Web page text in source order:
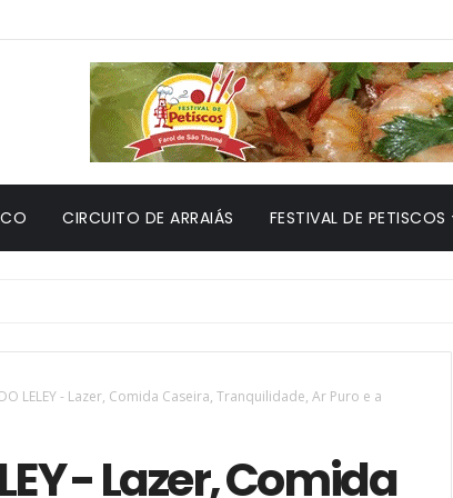
CIRCUITO DE ARRAIÁS FESTIVAL DE PETISCOS
LELEY - Lazer, Comida Caseira, Tranquilidade, Ar Puro e a
- Lazer, Comida